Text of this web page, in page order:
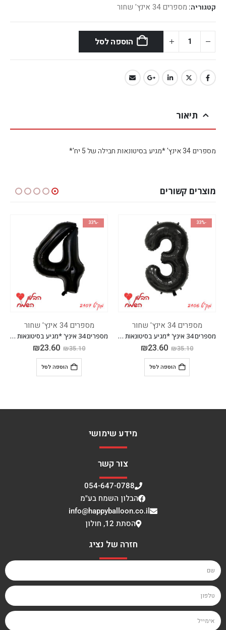
קטגוריה: מספרים 34 אינץ' שחור
הוספה לסל
תיאור
מספרים 34 אינץ' *מגיע בסיטונאות חבילה של 5 יח'*
מוצרים קשורים
מספרים 34 אינץ' *מגיע בסיטונאות חבילה של 5 יח'*
מספרים 34 אינץ' שחור
מספרים 34 אינץ' *מגיע בסיטונאות חבילה של 5 יח'*
₪35.10
23.60
הוספה לסל
-33%
מספרים 34 אינץ' שחור
₪35.10
23.60
הוספה לסל
מידע שימושי
צור קשר
054-647-0788
הבלון השמח בע"מ
info@happyballoon.co.il
הסתת 12, חולון
חזרה של נציג